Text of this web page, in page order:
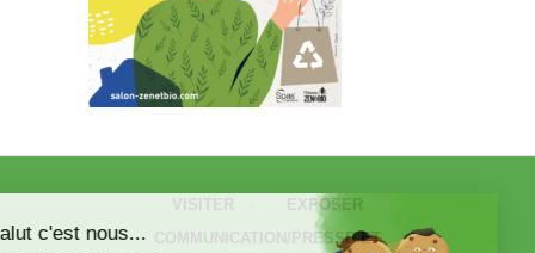
VISITER
EXPOSER
COMMUNICATION/PRESSE ET